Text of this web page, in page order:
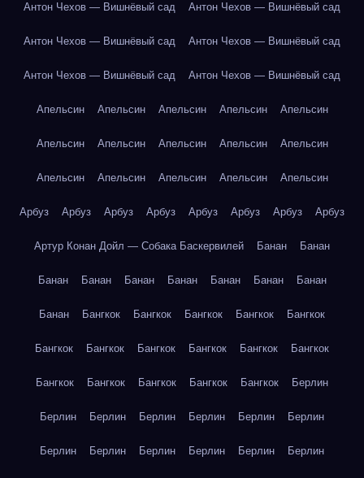
Антон Чехов — Вишнёвый сад Антон Чехов — Вишнёвый сад
Антон Чехов — Вишнёвый сад Антон Чехов — Вишнёвый сад
Антон Чехов — Вишнёвый сад Антон Чехов — Вишнёвый сад
Апельсин Апельсин Апельсин Апельсин Апельсин
Апельсин Апельсин Апельсин Апельсин Апельсин
Апельсин Апельсин Апельсин Апельсин Апельсин
Арбуз Арбуз Арбуз Арбуз Арбуз Арбуз Арбуз Арбуз
Артур Конан Дойл — Собака Баскервилей Банан Банан
Банан Банан Банан Банан Банан Банан Банан
Банан Бангкок Бангкок Бангкок Бангкок Бангкок
Бангкок Бангкок Бангкок Бангкок Бангкок Бангкок
Бангкок Бангкок Бангкок Бангкок Бангкок Берлин
Берлин Берлин Берлин Берлин Берлин Берлин
Берлин Берлин Берлин Берлин Берлин Берлин